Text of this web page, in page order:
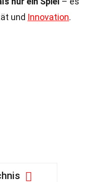
und Innovation.